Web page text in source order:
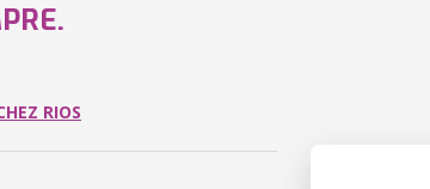
RIOS